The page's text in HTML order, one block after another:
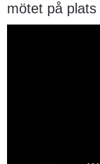
mötet på plats